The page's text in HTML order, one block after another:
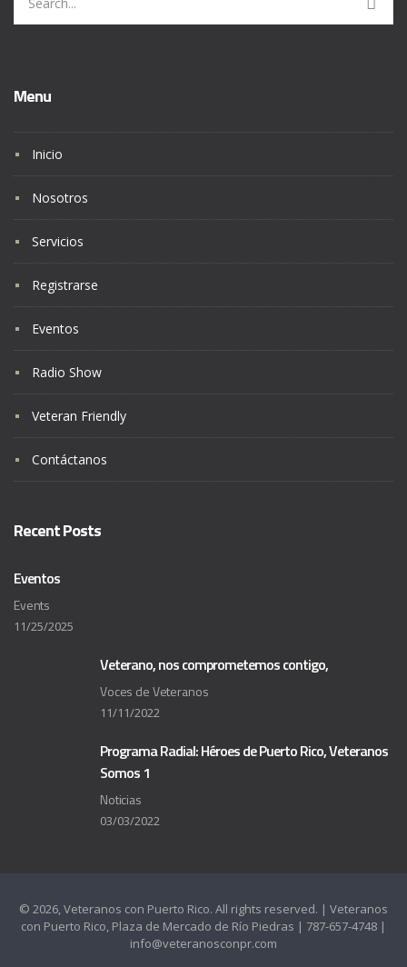
for:
Menu
Inicio
Nosotros
Servicios
Registrarse
Eventos
Radio Show
Veteran Friendly
Contáctanos
Recent Posts
Eventos
Events
11/25/2025
Veterano, nos comprometemos contigo,
Voces de Veteranos
11/11/2022
Programa Radial: Héroes de Puerto Rico, Veteranos
Somos 1
Noticias
03/03/2022
© 2026, Veteranos con Puerto Rico. All rights reserved. | Veteranos
con Puerto Rico, Plaza de Mercado de Río Piedras | 787-657-4748 |
info@veteranosconpr.com